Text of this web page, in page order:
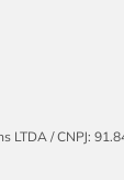
LTDA / CNPJ: